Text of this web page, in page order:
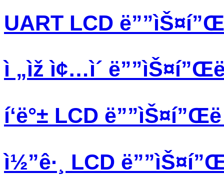
UART LCD ë””ìŠ¤í”Œë
ì „ìž ì¢…ì´ ë””ìŠ¤í”Œë
í‘ë°± LCD ë””ìŠ¤í”Œë
ì½”ê·¸ LCD